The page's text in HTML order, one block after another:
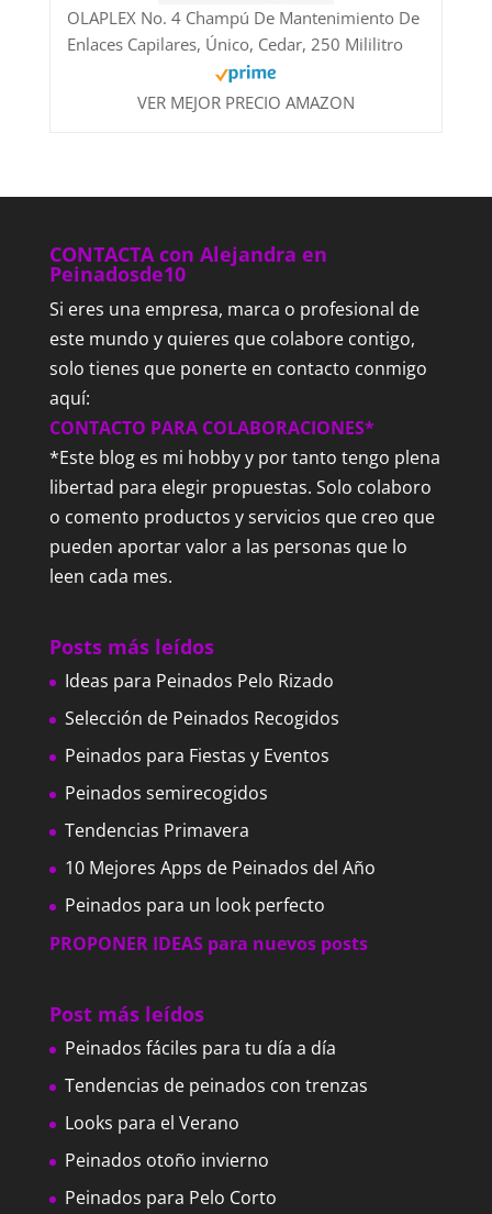
OLAPLEX No. 4 Champú De Mantenimiento De
Enlaces Capilares, Único, Cedar, 250 Mililitro
VER MEJOR PRECIO AMAZON
CONTACTA con Alejandra en
Peinadosde10
Si eres una empresa, marca o profesional de
este mundo y quieres que colabore contigo,
solo tienes que ponerte en contacto conmigo
aquí:
CONTACTO PARA COLABORACIONES*
*Este blog es mi hobby y por tanto tengo plena
libertad para elegir propuestas. Solo colaboro
o comento productos y servicios que creo que
pueden aportar valor a las personas que lo
leen cada mes.
Posts más leídos
Ideas para Peinados Pelo Rizado
Selección de Peinados Recogidos
Peinados para Fiestas y Eventos
Peinados semirecogidos
Tendencias Primavera
10 Mejores Apps de Peinados del Año
Peinados para un look perfecto
PROPONER IDEAS para nuevos posts
Post más leídos
Peinados fáciles para tu día a día
Tendencias de peinados con trenzas
Looks para el Verano
Peinados otoño invierno
Peinados para Pelo Corto